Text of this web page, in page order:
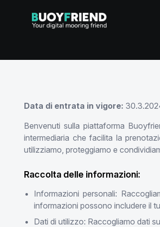
Data di entrata in vigore:
Benvenuti sulla piattaforma
intermediaria che facilita la
utilizziamo, proteggiamo e
Raccolta delle informazioni:
Informazioni personali:
informazioni possono includere il
Dati di utilizzo: Raccogliamo dati